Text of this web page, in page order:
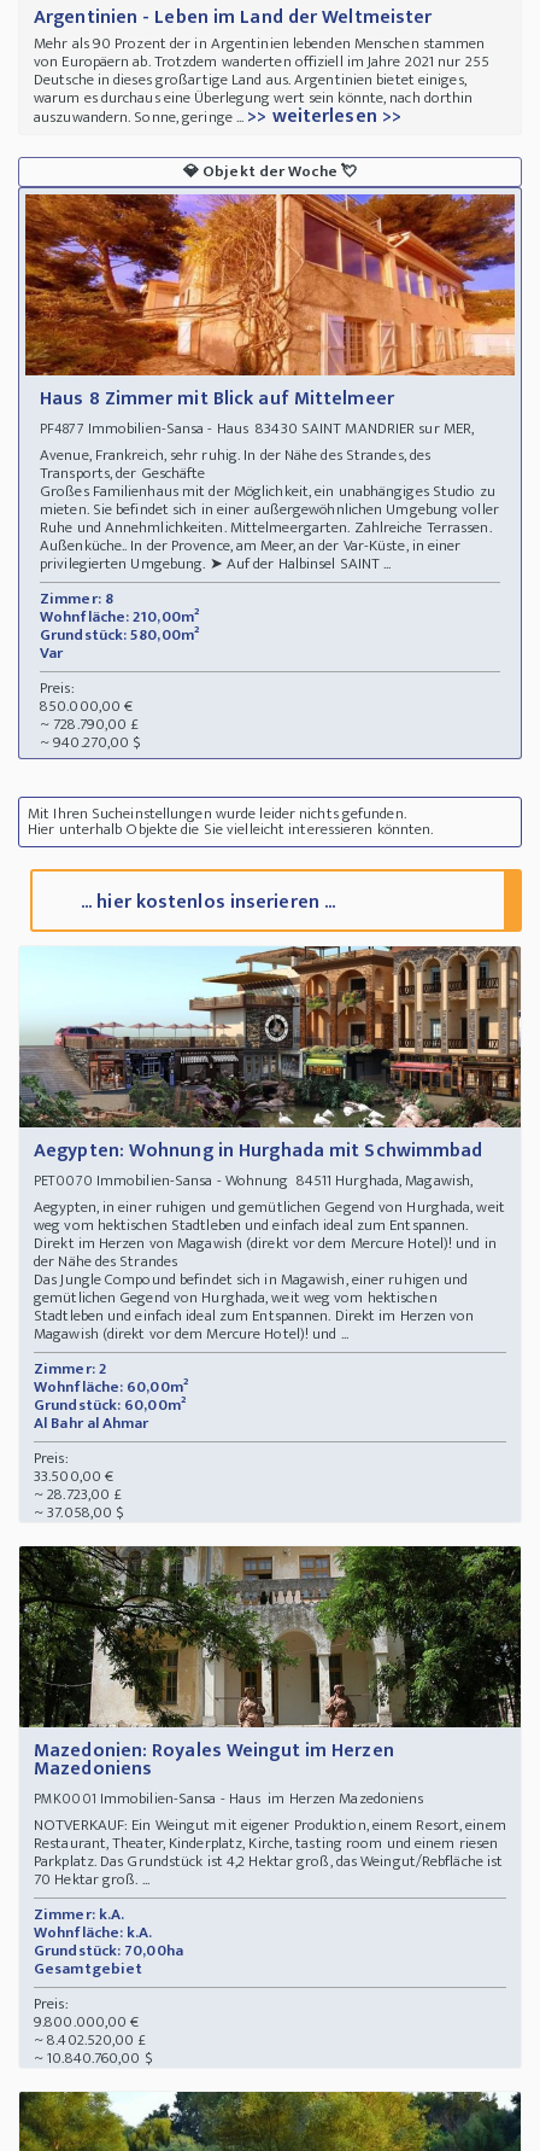
Argentinien - Leben im Land der Weltmeister
Mehr als 90 Prozent der in Argentinien lebenden Menschen stammen
von Europäern ab. Trotzdem wanderten offiziell im Jahre 2021 nur 255
Deutsche in dieses großartige Land aus. Argentinien bietet einiges,
warum es durchaus eine Überlegung wert sein könnte, nach dorthin
auszuwandern. Sonne, geringe ...>> weiterlesen >>
💎Objekt der Woche💘
Haus 8 Zimmer mit Blick auf Mittelmeer
PF4877 Immobilien-Sansa - Haus 83430 SAINT MANDRIER sur MER,
Avenue, Frankreich, sehr ruhig. In der Nähe des Strandes, des
Transports, der Geschäfte
Großes Familienhaus mit der Möglichkeit, ein unabhängiges Studio zu
mieten. Sie befindet sich in einer außergewöhnlichen Umgebung voller
Ruhe und Annehmlichkeiten. Mittelmeergarten. Zahlreiche Terrassen.
Außenküche.. In der Provence, am Meer, an der Var-Küste, in einer
privilegierten Umgebung. ➤ Auf der Halbinsel SAINT ...
Zimmer: 8
Wohnfläche: 210,00m²
Grundstück: 580,00m²
Var
Preis:
850.000,00 €
~ 728.790,00 £
~ 940.270,00 $
Mit Ihren Sucheinstellungen wurde leider nichts gefunden.
Hier unterhalb Objekte die Sie vielleicht interessieren könnten.
... hier kostenlos inserieren ...
Aegypten: Wohnung in Hurghada mit Schwimmbad
PET0070 Immobilien-Sansa - Wohnung 84511 Hurghada, Magawish,
Aegypten, in einer ruhigen und gemütlichen Gegend von Hurghada, weit
weg vom hektischen Stadtleben und einfach ideal zum Entspannen.
Direkt im Herzen von Magawish (direkt vor dem Mercure Hotel)! und in
der Nähe des Strandes
Das Jungle Compound befindet sich in Magawish, einer ruhigen und
gemütlichen Gegend von Hurghada, weit weg vom hektischen
Stadtleben und einfach ideal zum Entspannen. Direkt im Herzen von
Magawish (direkt vor dem Mercure Hotel)! und ...
Zimmer: 2
Wohnfläche: 60,00m²
Grundstück: 60,00m²
Al Bahr al Ahmar
Preis:
33.500,00 €
~ 28.723,00 £
~ 37.058,00 $
Mazedonien: Royales Weingut im Herzen
Mazedoniens
PMK0001 Immobilien-Sansa - Haus im Herzen Mazedoniens
NOTVERKAUF: Ein Weingut mit eigener Produktion, einem Resort, einem
Restaurant, Theater, Kinderplatz, Kirche, tasting room und einem riesen
Parkplatz. Das Grundstück ist 4,2 Hektar groß, das Weingut/Rebfläche ist
70 Hektar groß. ...
Zimmer: k.A.
Wohnfläche: k.A.
Grundstück: 70,00ha
Gesamtgebiet
Preis:
9.800.000,00 €
~ 8.402.520,00 £
~ 10.840.760,00 $